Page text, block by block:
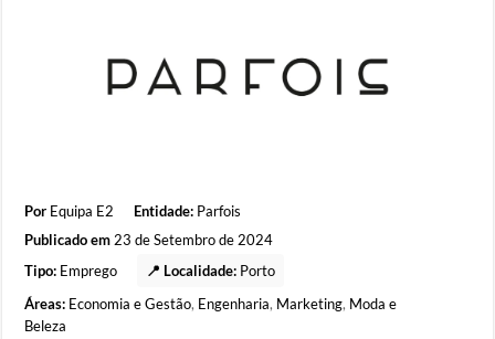
Por Equipa E2 Entidade: Parfois
Publicado em 23 de Setembro de 2024
Tipo: Emprego 📍 Localidade: Porto
Áreas: Economia e Gestão, Engenharia, Marketing, Moda e
Beleza